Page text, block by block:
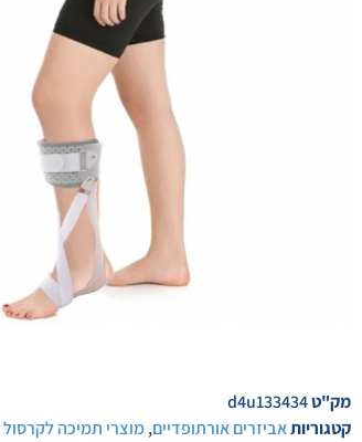
מק"טd4u133434
קטגוריותאביזרים אורתופדיים,מוצרי תמיכה לקרסול